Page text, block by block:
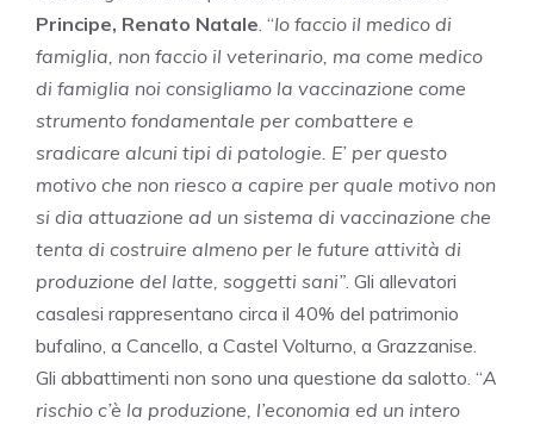
Principe, Renato Natale. “Io faccio il medico di
famiglia, non faccio il veterinario, ma come medico
di famiglia noi consigliamo la vaccinazione come
strumento fondamentale per combattere e
sradicare alcuni tipi di patologie. E’ per questo
motivo che non riesco a capire per quale motivo non
si dia attuazione ad un sistema di vaccinazione che
tenta di costruire almeno per le future attività di
produzione del latte, soggetti sani”. Gli allevatori
casalesi rappresentano circa il 40% del patrimonio
bufalino, a Cancello, a Castel Volturno, a Grazzanise.
Gli abbattimenti non sono una questione da salotto. “A
rischio c’è la produzione, l’economia ed un intero